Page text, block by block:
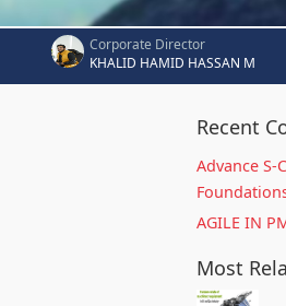
Corporate Director
KHALID HAMID HASSAN M
Recent
Advance S-
AGILE IN
Most